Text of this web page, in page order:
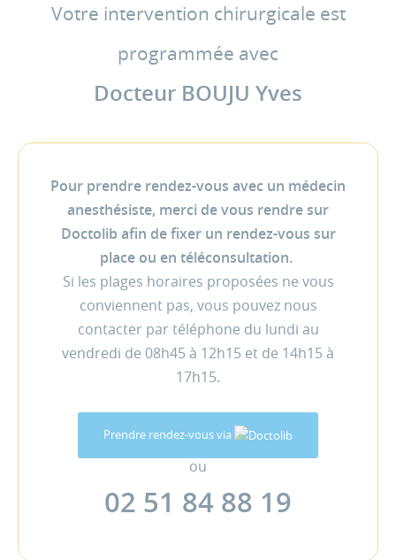
Votre intervention chirurgicale est
programmée avec
Docteur BOUJU Yves
Pour prendre rendez-vous avec un médecin
anesthésiste, merci de vous rendre sur
Doctolib afin de fixer un rendez-vous sur
place ou en téléconsultation.
Si les plages horaires proposées ne vous
conviennent pas, vous pouvez nous
contacter par téléphone du lundi au
vendredi de 08h45 à 12h15 et de 14h15 à
17h15.
Prendre rendez-vous via
ou
02 51 84 88 19